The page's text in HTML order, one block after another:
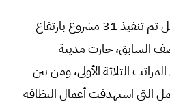
وفيما يتعلق بقطاع التمويل تم تنفيذ 31 مشروع بارتفاع
النصف السابق، حازت مدينة
الثلاثة الأولى، ومن بين
التي استهدفت أعمال النظافة